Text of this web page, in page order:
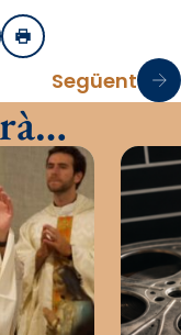
Imprimir
Següent